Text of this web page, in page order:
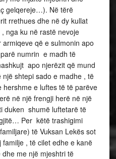
gelqereje…). Në tërë
rrethues dhe në dy kullat
nga ku në rastë nevoje
që e sulmonin apo
numrin e madh të
apo njerëzit që mund
shtepi sado e madhe , të
e luftes të të parëve
në një frengji herë në një
duken shumë luftetarë të
Per këtë trashigimi
të Vuksan Lekës sot
, të cilet edhe e kanë
dhe me një mjeshtri të